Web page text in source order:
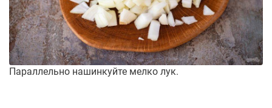
Параллельно нашинкуйте мелко лук.